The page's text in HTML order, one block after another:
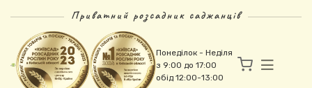
Приватний розсадник саджанців
Понеділок - Неділя
з 9:00 до 17:00
обід 12:00-13:00